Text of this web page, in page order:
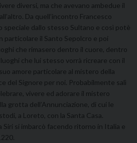
diversi, ma che avevano ambedue il
Da quell’incontro Francesco
dallo stesso Sultano e così potè
particolare il Santo Sepolcro e poi
che rimasero dentro il cuore, dentro
che lui stesso vorrà ricreare con il
amore particolare al mistero della
del Signore per noi. Probabilmente salì
vivere ed adorare il mistero
grotta dell’Annunciazione, di cui le
a Loreto, con la Santa Casa.
Siri si imbarcò facendo ritorno in Italia e